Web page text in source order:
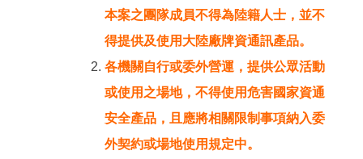
本案之團隊成員不得為陸籍人士，並不
得提供及使用大陸廠牌資通訊產品。
各機關自行或委外營運，提供公眾活動
或使用之場地，不得使用危害國家資通
安全產品，且應將相關限制事項納入委
外契約或場地使用規定中。